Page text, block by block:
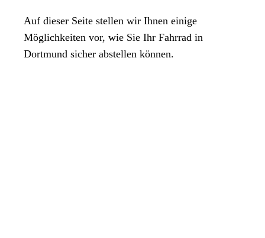
Auf dieser Seite stellen wir Ihnen einige
Möglichkeiten vor, wie Sie Ihr Fahrrad in
Dortmund sicher abstellen können.